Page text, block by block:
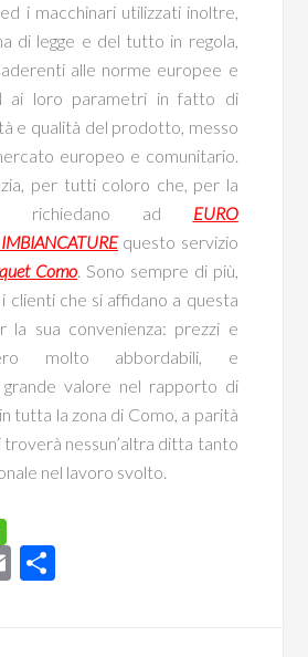
i macchinari utilizzati inoltre,
di legge e del tutto in regola,
alle norme europee e
ai loro parametri in fatto di
e qualità del prodotto, messo
europeo e comunitario.
per tutti coloro che, per la
richiedano ad EURO
questo servizio
Como. Sono sempre di più,
clienti che si affidano a questa
la sua convenienza: prezzi e
molto abbordabili, e
valore nel rapporto di
tutta la zona di Como, a parità
troverà nessun’altra ditta tanto
nel lavoro svolto.
Email